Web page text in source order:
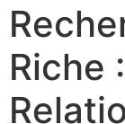
Riche